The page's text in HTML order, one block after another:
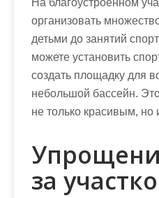
На благоустроенном
организовать
детьми до занятий
можете установить
создать площадку для
небольшой бассейн.
не только красивым,
за